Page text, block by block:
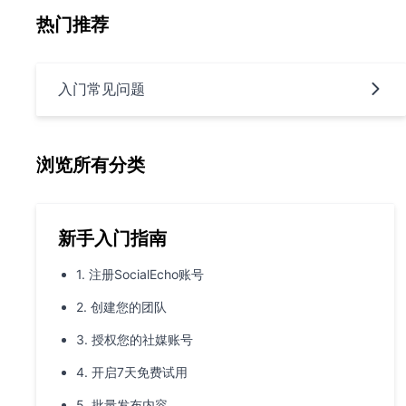
热门推荐
入门常见问题
浏览所有分类
新手入门指南
1. 注册SocialEcho账号
2. 创建您的团队
3. 授权您的社媒账号
4. 开启7天免费试用